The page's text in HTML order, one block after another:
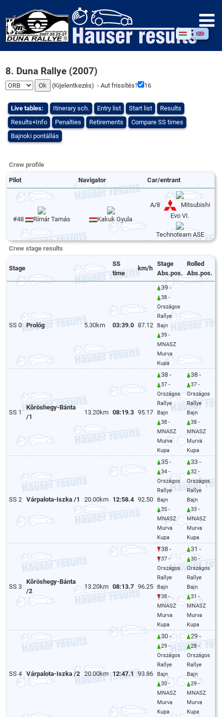
8. Duna Rallye (2007)
(Kijelentkezés) - Aut frissítés? 16
Live tables: Itinerary sch. Entry list Start list
Results
Results+Info
Penalties Retirements
Compare SS times
Bajnoki pontállás
Crew profile
Pilot Navigator Car/entrant
#48 Rímár Tamás Kakuk Gyula
A/8
Mitsubishi
Evo VI.
Technoteam ASE
Crew stage results
Stage
SS
time
km/h
Stage
Abs.pos.
Rolled
Abs.pos.
SS 0 Prológ 5.30km 03:39.0 87.12
39 -
38 -
Országos
Rallye
Bajn
39 -
MNASZ
Murva
Kupa
SS 1
Kõröshegy-Bánta
/1
13.20km 08:19.3 95.17
38 -
37 -
Országos
Rallye
Bajn
38 -
MNASZ
Murva
Kupa
38 -
37 -
Országos
Rallye
Bajn
38 -
MNASZ
Murva
Kupa
SS 2 Várpalota-Iszka /1 20.00km 12:58.4 92.50
35 -
34 -
Országos
Rallye
Bajn
35 -
MNASZ
Murva
Kupa
33 -
32 -
Országos
Rallye
Bajn
33 -
MNASZ
Murva
Kupa
SS 3
Kõröshegy-Bánta
/2
13.20km 08:13.7 96.25
38 -
37 -
Országos
Rallye
Bajn
38 -
MNASZ
Murva
Kupa
31 -
30 -
Országos
Rallye
Bajn
31 -
MNASZ
Murva
Kupa
SS 4 Várpalota-Iszka /2 20.00km 12:47.1 93.86
30 -
29 -
Országos
Rallye
Bajn
30 -
MNASZ
Murva
Kupa
29 -
28 -
Országos
Rallye
Bajn
29 -
MNASZ
Murva
Kupa